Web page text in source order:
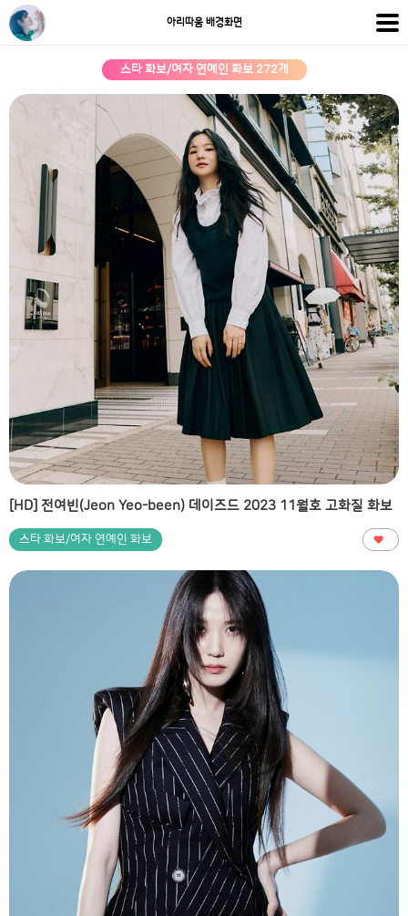
아리따움 배경화면
스타 화보/여자 연예인 화보 272개
[HD] 전여빈(Jeon Yeo-been) 데이즈드 2023 11월호 고화질 화보
스타 화보/여자 연예인 화보